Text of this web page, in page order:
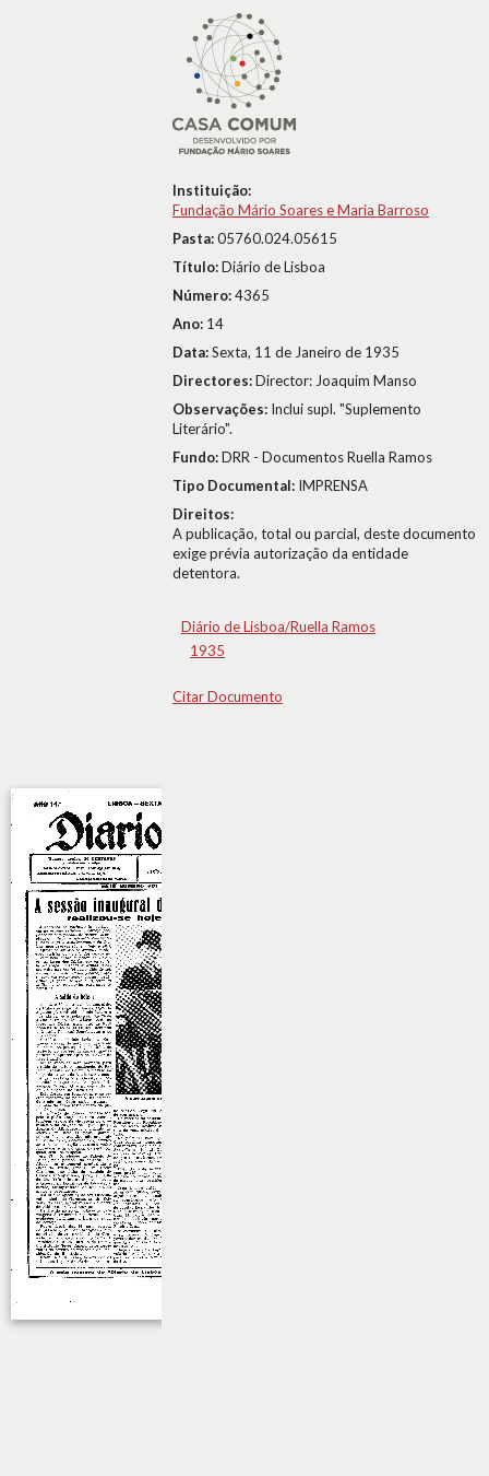
Instituição:
Fundação Mário Soares e Maria Barroso
Pasta:05760.024.05615
Título:Diário de Lisboa
Número:4365
Ano: 14
Data:Sexta, 11 de Janeiro de 1935
Directores:Director: Joaquim Manso
Observações: Inclui supl. "Suplemento
Literário".
Fundo:DRR - Documentos Ruella Ramos
Tipo Documental: IMPRENSA
Direitos:
A publicação, total ou parcial, deste documento
exige prévia autorização da entidade
detentora.
Diário de Lisboa/Ruella Ramos
1935
Citar Documento